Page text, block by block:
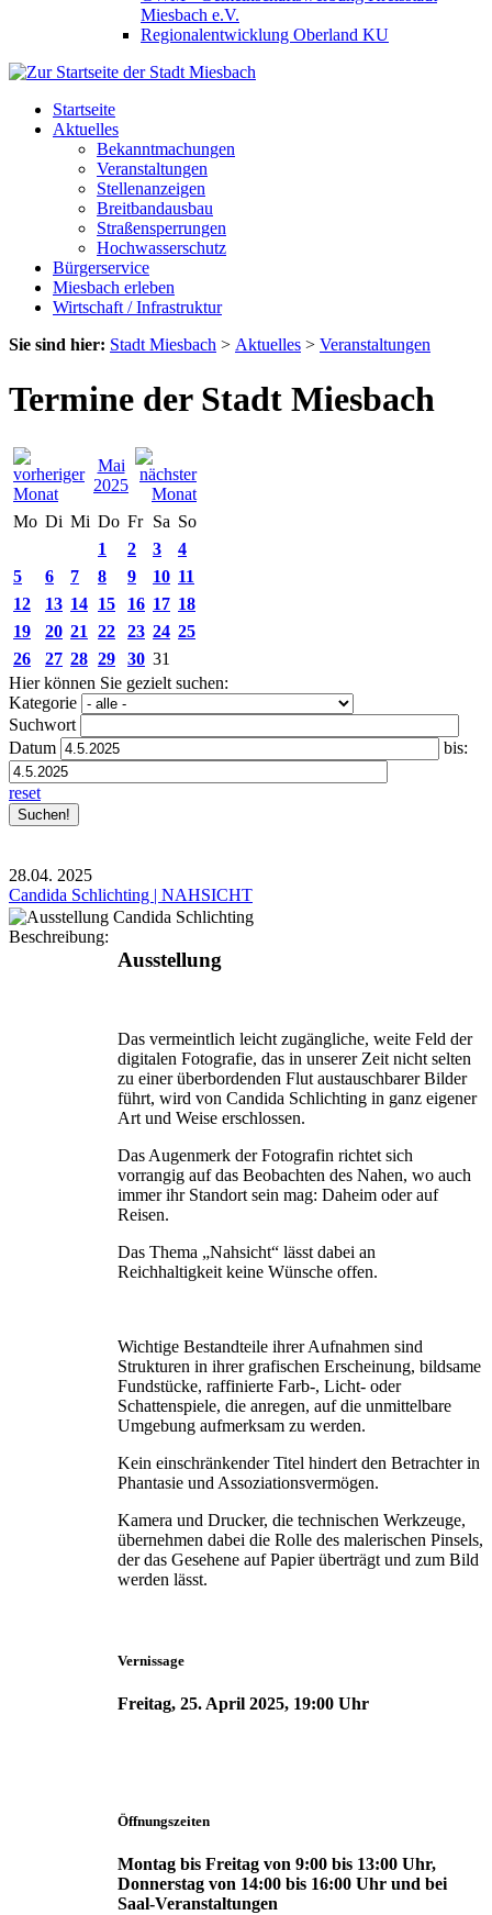
Miesbach e.V.
Regionalentwicklung Oberland KU
Startseite
Aktuelles
Bekanntmachungen
Veranstaltungen
Stellenanzeigen
Breitbandausbau
Straßensperrungen
Hochwasserschutz
Bürgerservice
Miesbach erleben
Wirtschaft / Infrastruktur
Sie sind hier: Stadt Miesbach > Aktuelles > Veranstaltungen
Termine der Stadt Miesbach
Mai
2025
Mo Di Mi Do Fr Sa So
1
2 3
4
5
6 7 8 9 10 11
12
13 14 15 16 17 18
19
20 21 22 23 24 25
26
27 28 29 30 31
Hier können Sie gezielt suchen:
Kategorie
Suchwort
Datum
bis:
reset
28.04. 2025
Candida Schlichting | NAHSICHT
Beschreibung:
Ausstellung
Das vermeintlich leicht zugängliche, weite Feld der
digitalen Fotografie, das in unserer Zeit nicht selten
zu einer überbordenden Flut austauschbarer Bilder
führt, wird von Candida Schlichting in ganz eigener
Art und Weise erschlossen.
Das Augenmerk der Fotografin richtet sich
vorrangig auf das Beobachten des Nahen, wo auch
immer ihr Standort sein mag: Daheim oder auf
Reisen.
Das Thema „Nahsicht“ lässt dabei an
Reichhaltigkeit keine Wünsche offen.
Wichtige Bestandteile ihrer Aufnahmen sind
Strukturen in ihrer grafischen Erscheinung, bildsame
Fundstücke, raffinierte Farb-, Licht- oder
Schattenspiele, die anregen, auf die unmittelbare
Umgebung aufmerksam zu werden.
Kein einschränkender Titel hindert den Betrachter in
Phantasie und Assoziationsvermögen.
Kamera und Drucker, die technischen Werkzeuge,
übernehmen dabei die Rolle des malerischen Pinsels,
der das Gesehene auf Papier überträgt und zum Bild
werden lässt.
Vernissage
Freitag, 25. April 2025, 19:00 Uhr
Öffnungszeiten
Montag bis Freitag von 9:00 bis 13:00 Uhr,
Donnerstag von 14:00 bis 16:00 Uhr und bei
Saal-Veranstaltungen